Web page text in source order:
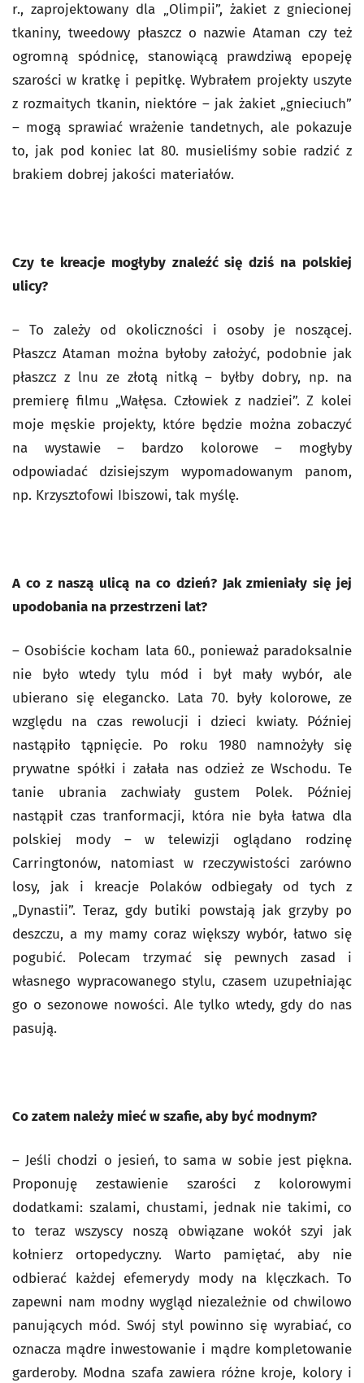
r., zaprojektowany dla „Olimpii”, żakiet z gniecionej
tkaniny, tweedowy płaszcz o nazwie Ataman czy też
ogromną spódnicę, stanowiącą prawdziwą epopeję
szarości w kratkę i pepitkę. Wybrałem projekty uszyte
z rozmaitych tkanin, niektóre – jak żakiet „gnieciuch”
– mogą sprawiać wrażenie tandetnych, ale pokazuje
to, jak pod koniec lat 80. musieliśmy sobie radzić z
brakiem dobrej jakości materiałów.
Czy te kreacje mogłyby znaleźć się dziś na polskiej
ulicy?
– To zależy od okoliczności i osoby je noszącej.
Płaszcz Ataman można byłoby założyć, podobnie jak
płaszcz z lnu ze złotą nitką – byłby dobry, np. na
premierę filmu „Wałęsa. Człowiek z nadziei”. Z kolei
moje męskie projekty, które będzie można zobaczyć
na wystawie – bardzo kolorowe – mogłyby
odpowiadać dzisiejszym wypomadowanym panom,
np. Krzysztofowi Ibiszowi, tak myślę.
A co z naszą ulicą na co dzień? Jak zmieniały się jej
upodobania na przestrzeni lat?
– Osobiście kocham lata 60., ponieważ paradoksalnie
nie było wtedy tylu mód i był mały wybór, ale
ubierano się elegancko. Lata 70. były kolorowe, ze
względu na czas rewolucji i dzieci kwiaty. Później
nastąpiło tąpnięcie. Po roku 1980 namnożyły się
prywatne spółki i załała nas odzież ze Wschodu. Te
tanie ubrania zachwiały gustem Polek. Później
nastąpił czas tranformacji, która nie była łatwa dla
polskiej mody – w telewizji oglądano rodzinę
Carringtonów, natomiast w rzeczywistości zarówno
losy, jak i kreacje Polaków odbiegały od tych z
„Dynastii”. Teraz, gdy butiki powstają jak grzyby po
deszczu, a my mamy coraz większy wybór, łatwo się
pogubić. Polecam trzymać się pewnych zasad i
własnego wypracowanego stylu, czasem uzupełniając
go o sezonowe nowości. Ale tylko wtedy, gdy do nas
pasują.
Co zatem należy mieć w szafie, aby być modnym?
– Jeśli chodzi o jesień, to sama w sobie jest piękna.
Proponuję zestawienie szarości z kolorowymi
dodatkami: szalami, chustami, jednak nie takimi, co
to teraz wszyscy noszą obwiązane wokół szyi jak
kołnierz ortopedyczny. Warto pamiętać, aby nie
odbierać każdej efemerydy mody na klęczkach. To
zapewni nam modny wygląd niezależnie od chwilowo
panujących mód. Swój styl powinno się wyrabiać, co
oznacza mądre inwestowanie i mądre kompletowanie
garderoby. Modna szafa zawiera różne kroje, kolory i